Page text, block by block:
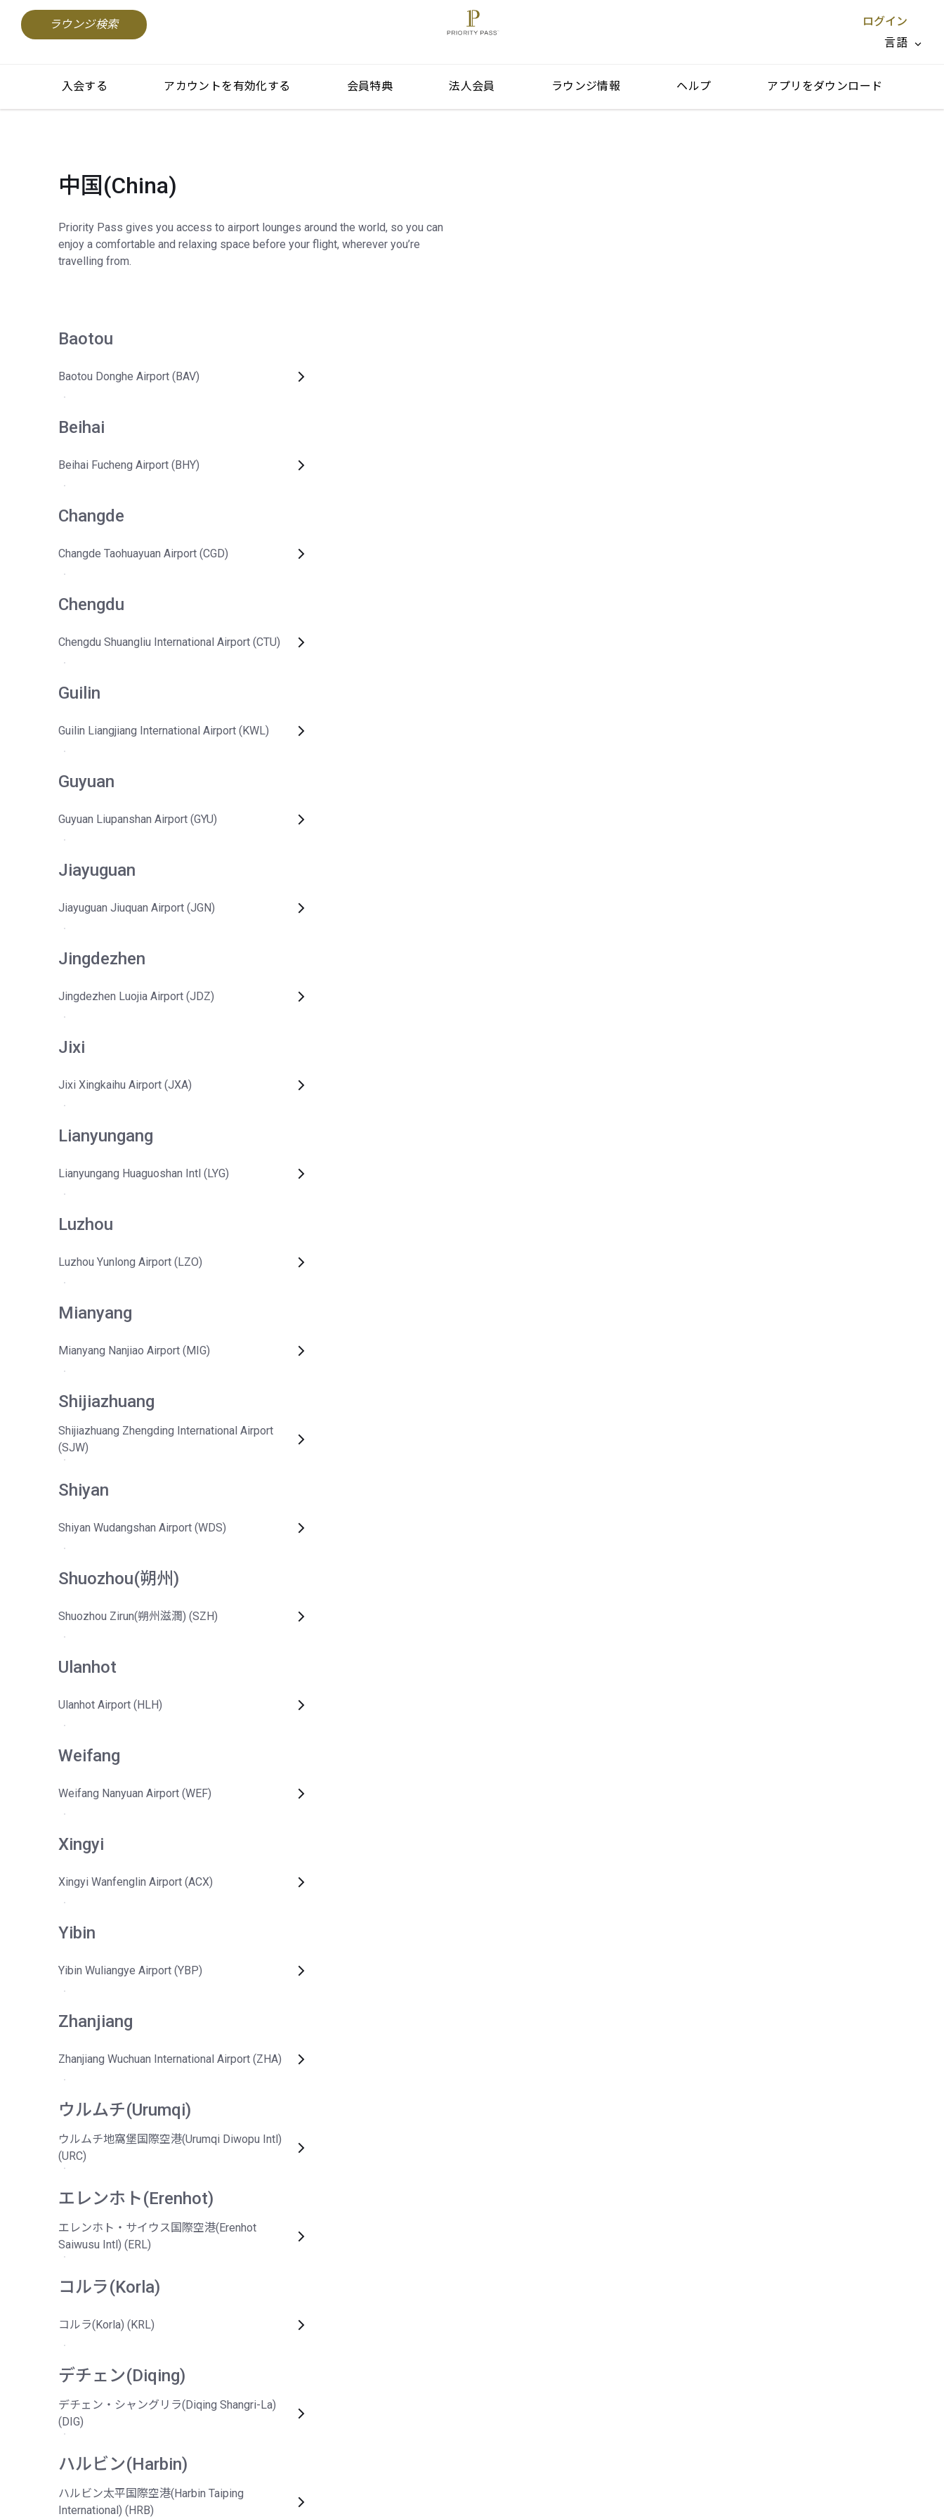
ラウンジ検索
ログイン
言語
閉じる X
入会する アカウントを有効化する 会員特典 法人会員 ラウンジ情報 ヘルプ アプリをダウンロード
中国(China)
Priority Pass gives you access to airport lounges around the world, so you can
enjoy a comfortable and relaxing space before your flight, wherever you’re
travelling from.
Baotou
Baotou Donghe Airport (BAV)
Beihai
Beihai Fucheng Airport (BHY)
Changde
Changde Taohuayuan Airport (CGD)
Chengdu
Chengdu Shuangliu International Airport (CTU)
Guilin
Guilin Liangjiang International Airport (KWL)
Guyuan
Guyuan Liupanshan Airport (GYU)
Jiayuguan
Jiayuguan Jiuquan Airport (JGN)
Jingdezhen
Jingdezhen Luojia Airport (JDZ)
Jixi
Jixi Xingkaihu Airport (JXA)
Lianyungang
Lianyungang Huaguoshan Intl (LYG)
Luzhou
Luzhou Yunlong Airport (LZO)
Mianyang
Mianyang Nanjiao Airport (MIG)
Shijiazhuang
Shijiazhuang Zhengding International Airport
(SJW)
Shiyan
Shiyan Wudangshan Airport (WDS)
Shuozhou(朔州)
Shuozhou Zirun(朔州滋潤) (SZH)
Ulanhot
Ulanhot Airport (HLH)
Weifang
Weifang Nanyuan Airport (WEF)
Xingyi
Xingyi Wanfenglin Airport (ACX)
Yibin
Yibin Wuliangye Airport (YBP)
Zhanjiang
Zhanjiang Wuchuan International Airport (ZHA)
ウルムチ(Urumqi)
ウルムチ地窩堡国際空港(Urumqi Diwopu Intl)
(URC)
エレンホト(Erenhot)
エレンホト・サイウス国際空港(Erenhot
Saiwusu Intl) (ERL)
コルラ(Korla)
コルラ(Korla) (KRL)
デチェン(Diqing)
デチェン・シャングリラ(Diqing Shangri-La)
(DIG)
ハルビン(Harbin)
ハルビン太平国際空港(Harbin Taiping
International) (HRB)